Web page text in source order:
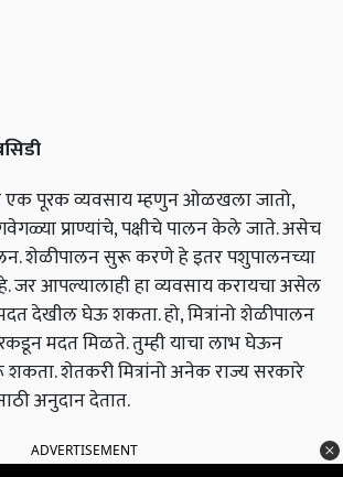
एक पूरक व्यवसाय म्हणुन ओळखला जातो,
प्राण्यांचे, पक्षीचे पालन केले जाते. असेच
शेळीपालन सुरू करणे हे इतर पशुपालनच्या
आपल्यालाही हा व्यवसाय करायचा असेल
देखील घेऊ शकता. हो, मित्रांनो शेळीपालन
मदत मिळते. तुम्ही याचा लाभ घेऊन
शेतकरी मित्रांनो अनेक राज्य सरकारे
अनुदान देतात.
ADVERTISEMENT